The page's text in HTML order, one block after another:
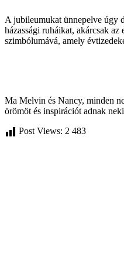
A jubileumukat ünnepelve úgy
házassági ruháikat, akárcsak
szimbólumává, amely
Ma Melvin és Nancy, minden
örömöt és inspirációt adnak
Post Views: 2 483